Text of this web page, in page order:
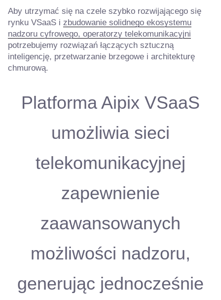
Aby utrzymać się na czele szybko rozwijającego się
rynku VSaaS i zbudowanie solidnego ekosystemu
nadzoru cyfrowego, operatorzy telekomunikacyjni
potrzebujemy rozwiązań łączących sztuczną
inteligencję, przetwarzanie brzegowe i architekturę
chmurową.
Platforma Aipix VSaaS
umożliwia sieci
telekomunikacyjnej
zapewnienie
zaawansowanych
możliwości nadzoru,
generując jednocześnie